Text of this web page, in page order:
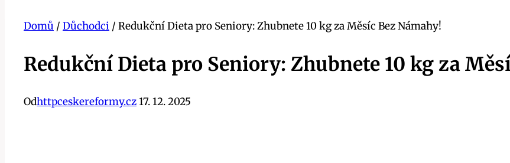
Domů / Důchodci / Redukční Dieta pro Seniory: Zhubnete 10 kg za Měsíc Bez Námahy!
Redukční Dieta pro Seniory: Zhubnete 10 kg za
Odhttpceskereformy.cz17. 12. 2025